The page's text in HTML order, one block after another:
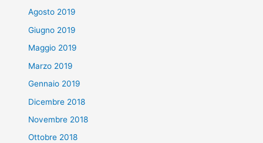
Agosto 2019
Giugno 2019
Maggio 2019
Marzo 2019
Gennaio 2019
Dicembre 2018
Novembre 2018
Ottobre 2018